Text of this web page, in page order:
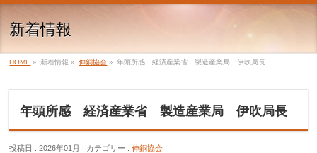
新着情報
HOME » 新着情報 » 伸銅協会 » 年頭所感 経済産業省 製造産業局 伊吹局長
年頭所感 経済産業省 製造産業局 伊吹局長
投稿日 : 2026年01月 カテゴリー :伸銅協会